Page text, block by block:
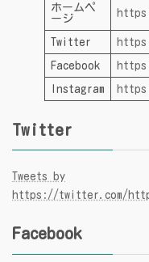
ホームペ
ージ
Twitter
Facebook
Instagram
Twitter
Tweets by
https://twitter.com/
Facebook